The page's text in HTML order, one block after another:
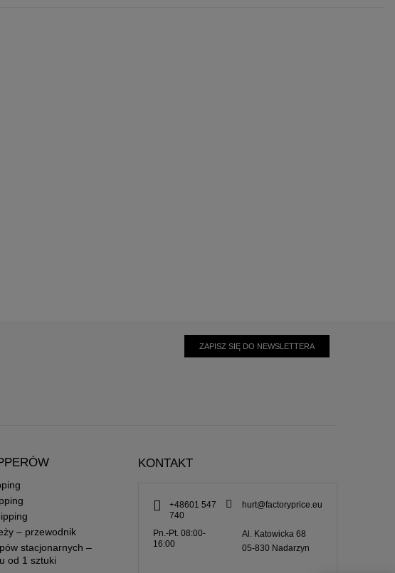
ZAPISZ SIĘ DO NEWSLETTERA
– przewodnik
stacjonarnych –
od 1 sztuki
KONTAKT
+48601 547
740
hurt@factoryprice.eu
Pn.-Pt. 08:00-
16:00
Al. Katowicka 68
05-830 Nadarzyn